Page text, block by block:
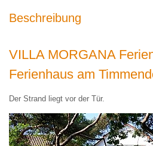
Beschreibung
VILLA MORGANA
Ferienhaus am
Der Strand liegt vor der Tür.